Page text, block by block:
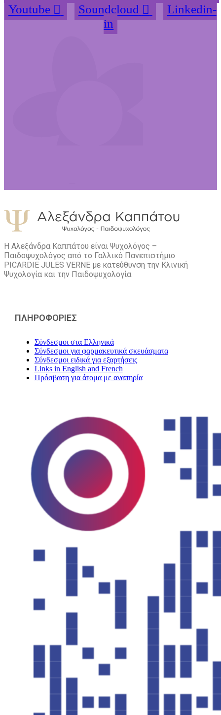
Youtube
Soundcloud
Linkedin-
in
Η Αλεξάνδρα Καππάτου είναι Ψυχολόγος –
Παιδοψυχολόγος από το Γαλλικό Πανεπιστήμιο
PICARDIE JULES VERNE με κατεύθυνση την Kλινική
Ψυχολογία και την Παιδοψυχολογία.
ΠΛΗΡΟΦΟΡΙΕΣ
Σύνδεσμοι στα Ελληνικά
Σύνδεσμοι για φαρμακευτικά σκευάσματα
Σύνδεσμοι ειδικά για εξαρτήσεις
Links in English and French
Πρόσβαση για άτομα με αναπηρία